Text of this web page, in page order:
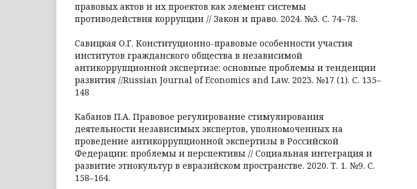
правовых актов и их проектов как элемент системы
противодействия коррупции // Закон и право. 2024. №3. С. 74–78.
Савицкая О.Г. Конституционно-правовые особенности участия
институтов гражданского общества в независимой
антикоррупционной экспертизе: основные проблемы и тенденции
развития //Russian Journal of Economics and Law. 2023. №17 (1). С. 135–
148
Кабанов П.А. Правовое регулирование стимулирования
деятельности независимых экспертов, уполномоченных на
проведение антикоррупционной экспертизы в Российской
Федерации: проблемы и перспективы // Социальная интеграция и
развитие этнокультур в евразийском пространстве. 2020. Т. 1. №9. С.
158–164.